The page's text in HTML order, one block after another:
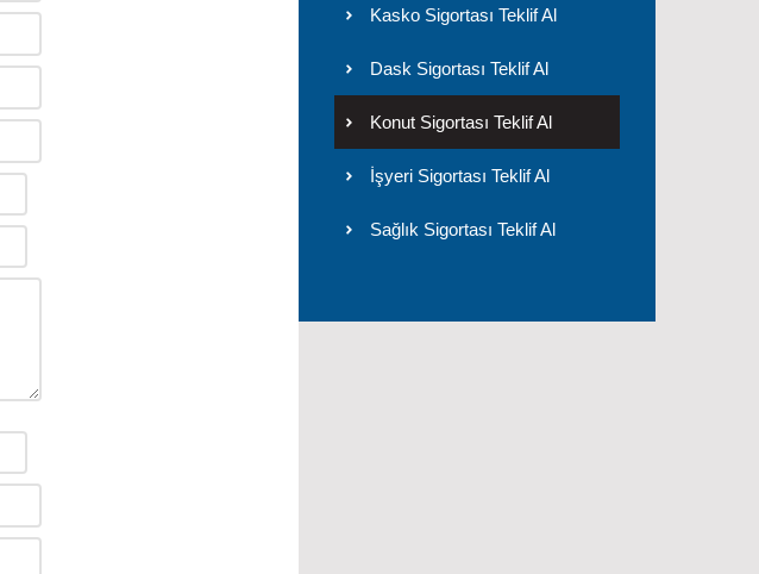
Kasko Sigortası Teklif Al
Dask Sigortası Teklif Al
Konut Sigortası Teklif Al
İşyeri Sigortası Teklif Al
Sağlık Sigortası Teklif Al